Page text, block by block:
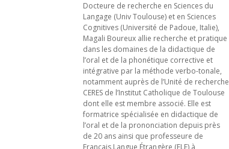
Docteure de recherche en Sciences du
Langage (Univ Toulouse) et en Sciences
Cognitives (Université de Padoue, Italie),
Magali Boureux allie recherche et pratique
dans les domaines de la didactique de
l’oral et de la phonétique corrective et
intégrative par la méthode verbo-tonale,
notamment auprès de l’Unité de recherche
CERES de l’Institut Catholique de Toulouse
dont elle est membre associé. Elle est
formatrice spécialisée en didactique de
l’oral et de la prononciation depuis près
de 20 ans ainsi que professeure de